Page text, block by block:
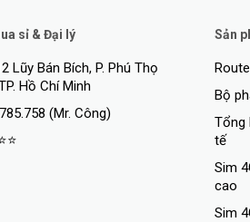
sỉ & Đại lý
Lũy Bán Bích, P. Phú Thọ
Hồ Chí Minh
(Mr. Công)
Sản
Bộ
Tổng
tế
Sim
cao
Sim